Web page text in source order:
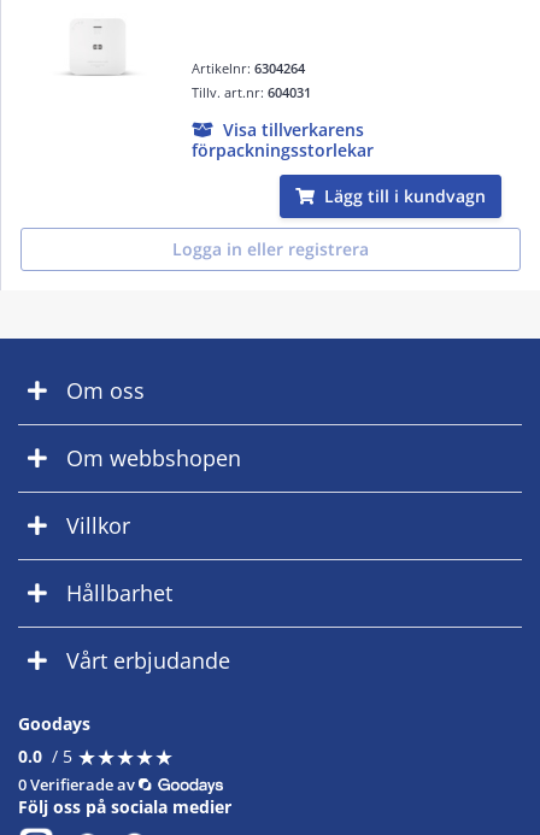
Artikelnr:6304264
Tillv. art.nr:604031
Visa tillverkarens
förpackningsstorlekar
Lägg till i kundvagn
Logga in eller registrera
Om oss
Om webbshopen
Villkor
Hållbarhet
Vårt erbjudande
Goodays
0.0 / 5 ★★★★★
★★★★★
0 Verifierade av
Följ oss på sociala medier